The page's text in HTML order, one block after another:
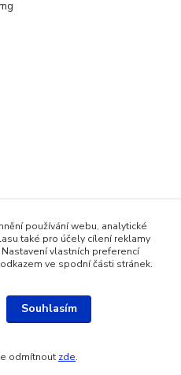
používání webu, analytické
také pro účely cílení reklamy
vlastních preferencí
ve spodní části stránek.
Souhlasím
odmítnout zde.